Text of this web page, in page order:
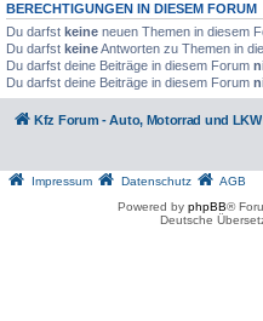
BERECHTIGUNGEN IN DIESEM FORUM
Du darfst keine neuen Themen in diesem
Du darfst keineAntworten zu Themen in
Du darfst deine Beiträge in diesem Forum
Du darfst deine Beiträge in diesem Forum
Kfz Forum - Auto, Motorrad und LKW
Impressum Datenschutz
AGB
Powered by phpBB®
Deutsche